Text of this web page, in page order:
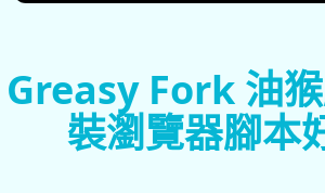
Greasy Fork 油
裝瀏覽器腳本